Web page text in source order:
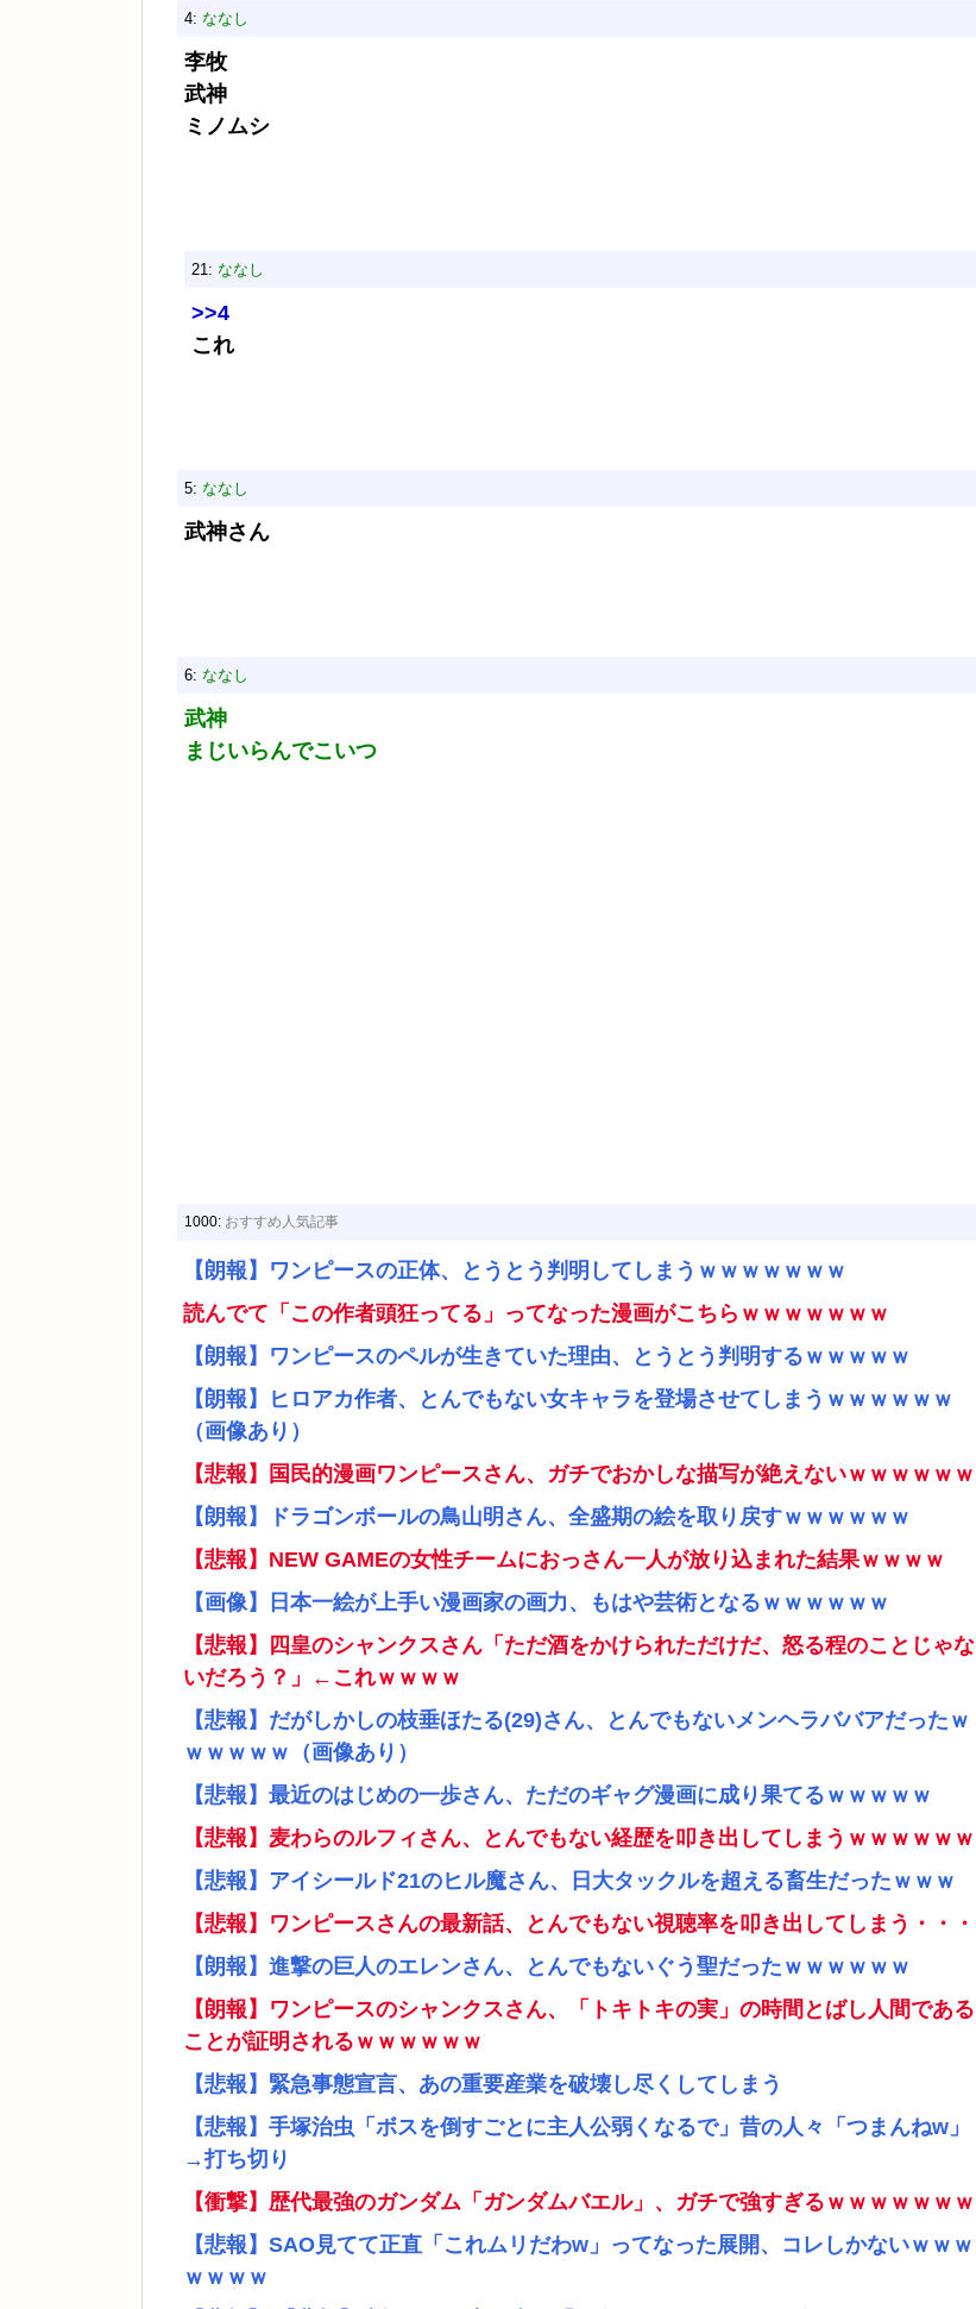
4: ななし
李牧
武神
ミノムシ
21: ななし
>>4
これ
5: ななし
武神さん
6: ななし
武神
まじいらんでこいつ
1000: おすすめ人気記事
【朗報】ワンピースの正体、とうとう判明してしまうｗｗｗｗｗｗｗ
読んでて「この作者頭狂ってる」ってなった漫画がこちらｗｗｗｗｗｗｗ
【朗報】ワンピースのペルが生きていた理由、とうとう判明するｗｗｗｗｗ
【朗報】ヒロアカ作者、とんでもない女キャラを登場させてしまうｗｗｗｗｗｗ
（画像あり）
【悲報】国民的漫画ワンピースさん、ガチでおかしな描写が絶えないｗｗｗｗｗｗ
【朗報】ドラゴンボールの鳥山明さん、全盛期の絵を取り戻すｗｗｗｗｗｗ
【悲報】NEW GAMEの女性チームにおっさん一人が放り込まれた結果ｗｗｗｗ
【画像】日本一絵が上手い漫画家の画力、もはや芸術となるｗｗｗｗｗｗ
【悲報】四皇のシャンクスさん「ただ酒をかけられただけだ、怒る程のことじゃな
いだろう？」←これｗｗｗｗ
【悲報】だがしかしの枝垂ほたる(29)さん、とんでもないメンヘラババアだったｗ
ｗｗｗｗｗ（画像あり）
【悲報】最近のはじめの一歩さん、ただのギャグ漫画に成り果てるｗｗｗｗｗ
【悲報】麦わらのルフィさん、とんでもない経歴を叩き出してしまうｗｗｗｗｗｗ
【悲報】アイシールド21のヒル魔さん、日大タックルを超える畜生だったｗｗｗ
【悲報】ワンピースさんの最新話、とんでもない視聴率を叩き出してしまう・・・
【朗報】進撃の巨人のエレンさん、とんでもないぐう聖だったｗｗｗｗｗｗ
【朗報】ワンピースのシャンクスさん、「トキトキの実」の時間とばし人間である
ことが証明されるｗｗｗｗｗｗ
【悲報】緊急事態宣言、あの重要産業を破壊し尽くしてしまう
【悲報】手塚治虫「ボスを倒すごとに主人公弱くなるで」昔の人々「つまんねw」
→打ち切り
【衝撃】歴代最強のガンダム「ガンダムバエル」、ガチで強すぎるｗｗｗｗｗｗｗ
【悲報】SAO見てて正直「これムリだわw」ってなった展開、コレしかないｗｗｗ
ｗｗｗｗ